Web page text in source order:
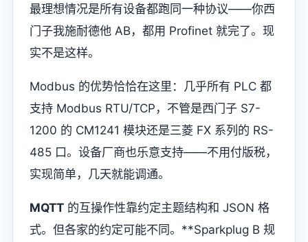
最理想情况是所有设备都跑同一种协议——你西
门子我施耐德他 AB，都用 Profinet 就完了。现
实不是这样。
Modbus 的优势恰恰在这里：几乎所有 PLC 都
支持 Modbus RTU/TCP，不管是西门子 S7-
1200 的 CM1241 模块还是三菱 FX 系列的 RS-
485 口。设备厂商也乐意支持——不用付版税，
实现简单，几天就能调通。
MQTT 的互操作性靠约定主题结构和 JSON 格
式。但各家的约定可能不同。**Sparkplug B 规